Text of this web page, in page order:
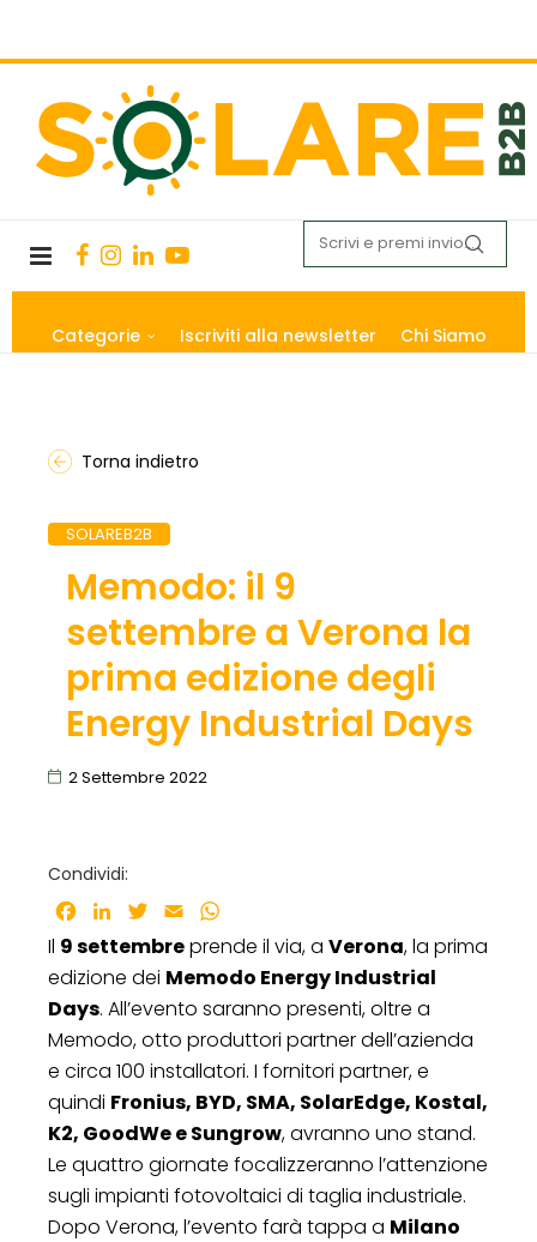
Categorie Iscriviti alla newsletter Chi Siamo
Torna indietro
SOLAREB2B
Memodo: il 9
settembre a Verona la
prima edizione degli
Energy Industrial Days
2 Settembre 2022
Condividi:
Facebook
LinkedInTwitter
Email
Il 9 settembreprende il via, a Verona, la prima
edizione dei Memodo Energy Industrial
Days. All’evento saranno presenti, oltre a
Memodo, otto produttori partner dell’azienda
e circa 100 installatori. I fornitori partner, e
quindi Fronius, BYD, SMA, SolarEdge, Kostal,
K2, GoodWe e Sungrow, avranno uno stand.
Le quattro giornate focalizzeranno l’attenzione
sugli impianti fotovoltaici di taglia industriale.
Dopo Verona, l’evento farà tappa a Milano